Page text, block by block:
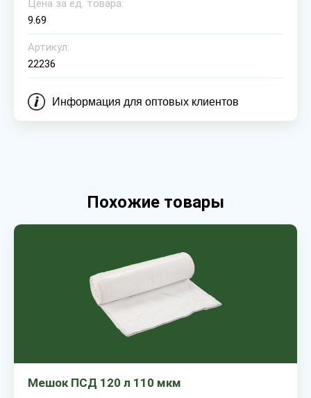
Цена за ед. товара:
9.69
Артикул:
22236
Информация для оптовых клиентов
Похожие товары
Мешок ПСД 120 л 110 мкм